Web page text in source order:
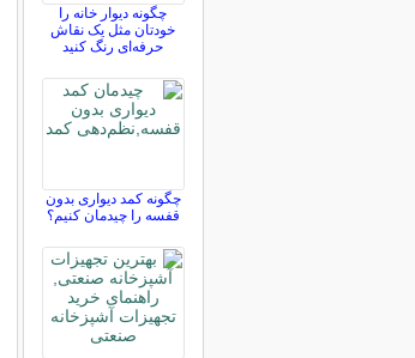
چگونه دیوار خانه را
خودتان مثل یک نقاش
حرفه‌ای رنگ کنید
چگونه کمد دیواری بدون
قفسه را چیدمان کنیم؟